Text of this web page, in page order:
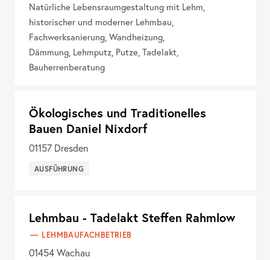
Natürliche Lebensraumgestaltung mit Lehm,
historischer und moderner Lehmbau,
Fachwerksanierung, Wandheizung,
Dämmung, Lehmputz, Putze, Tadelakt,
Bauherrenberatung
Ökologisches und Traditionelles
Bauen Daniel Nixdorf
01157 Dresden
AUSFÜHRUNG
Lehmbau - Tadelakt Steffen Rahmlow
LEHMBAUFACHBETRIEB
01454Wachau